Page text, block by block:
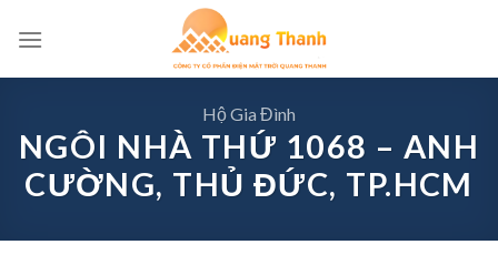
Hộ Gia Đình
NGÔI NHÀ THỨ 1068 – ANH
CƯỜNG, THỦ ĐỨC, TP.HCM